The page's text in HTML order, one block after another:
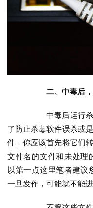
二、中毒后
了防止杀毒软件误杀或
件，你应该首先将它们
文件名的文件和未处理
以第一点这里笔者建
一旦发作，可能就不能